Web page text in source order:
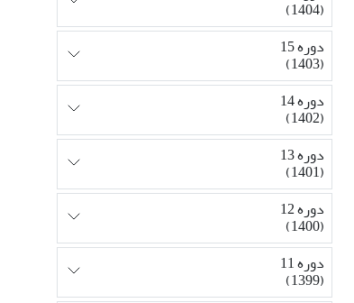
(1404)
دوره 15
(1403)
دوره 14
(1402)
دوره 13
(1401)
دوره 12
(1400)
دوره 11
(1399)